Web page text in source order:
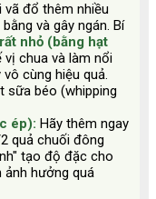
vã đổ thêm nhiều
và gây ngán. Bí
nhỏ (bằng hạt
vị chua và làm nổi
cùng hiệu quả.
sữa béo (whipping
ép): Hãy thêm ngay
quả chuối đông
tạo độ đặc cho
ảnh hưởng quá